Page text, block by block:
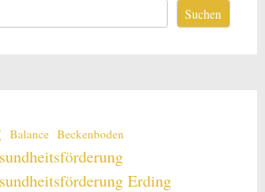
Suchen
Balance Beckenboden
Erding